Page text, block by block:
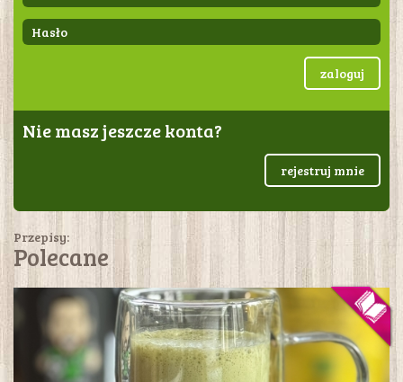
zaloguj
Nie masz jeszcze konta?
rejestruj mnie
Przepisy:
Polecane